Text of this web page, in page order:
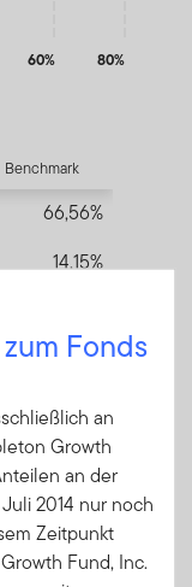
Fonds
an
Growth
an der
2014 nur noch
Zeitpunkt
Fund, Inc.
60% 80%
Benchmark
66,56%
14,15%
1,42%
—
aktualisiert)